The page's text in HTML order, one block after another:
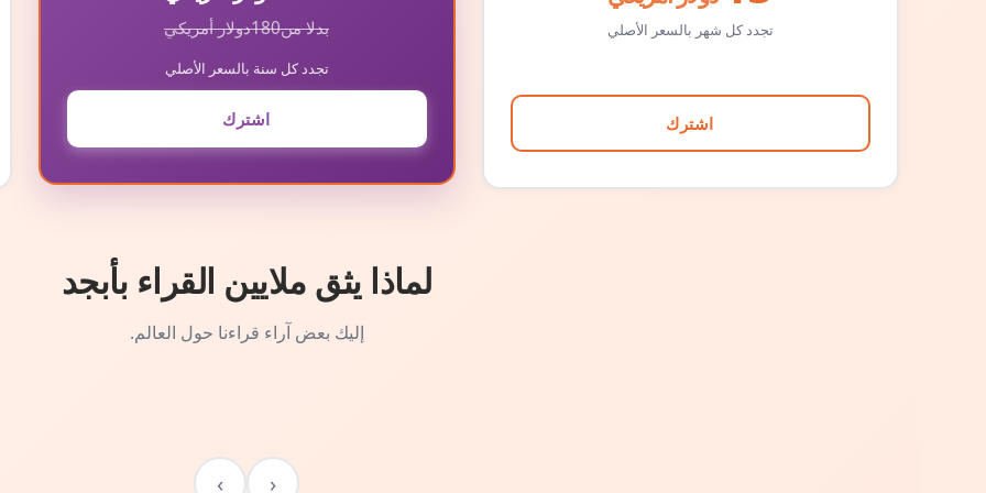
تجدد كل شهر بالسعر الأصلي
اشترك
بدلا من180دولار أمريكي
تجدد كل سنة بالسعر الأصلي
اشترك
لماذا يثق ملايين القراء بأبجد
إليك بعض آراء قراءنا حول العالم.
‹
›